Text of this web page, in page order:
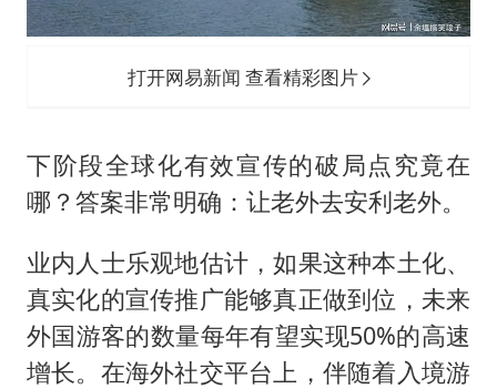
打开网易新闻 查看精彩图片
下阶段全球化有效宣传的破局点究竟在
哪？答案非常明确：让老外去安利老外。
业内人士乐观地估计，如果这种本土化、
真实化的宣传推广能够真正做到位，未来
外国游客的数量每年有望实现50%的高速
增长。在海外社交平台上，伴随着入境游